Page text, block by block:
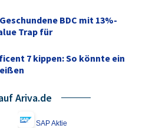
BDC mit 13%-
Trap für
7 kippen: So könnte ein
Ariva.de
SAP Aktie